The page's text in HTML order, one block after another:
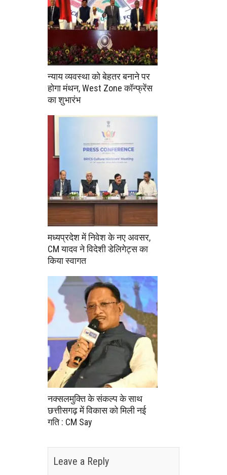
न्याय व्यवस्था को बेहतर बनाने पर
होगा मंथन, West Zone कॉन्फ्रेंस
का शुभारंभ
मध्यप्रदेश में निवेश के नए अवसर,
CM यादव ने विदेशी डेलिगेट्स का
किया स्वागत
नक्सलमुक्ति के संकल्प के साथ
छत्तीसगढ़ में विकास को मिली नई
गति : CM Say
Leave a Reply